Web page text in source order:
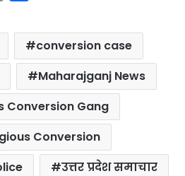
a
a
r
e
conversion case
Maharajganj News
Conversion Gang
Conversion
उत्तर प्रदेश समाचार